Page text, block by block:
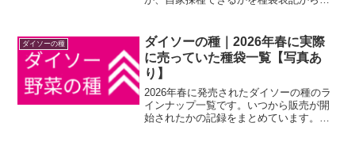
ダイソーの種
ダイソーの種｜2026年春に実際
に売っていた種袋一覧【写真あ
り】
2026年春に発売されたダイソーの種のラ
インナップ一覧です。いつから販売が開
始されたかの記録をまとめています。な